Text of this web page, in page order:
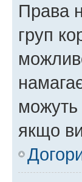
Права
груп
можуть
якщо